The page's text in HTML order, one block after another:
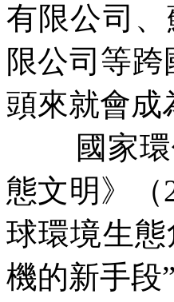
有限公司
限公司等
頭來就會成
國家
態文明》（
球環境生
機的新手段”